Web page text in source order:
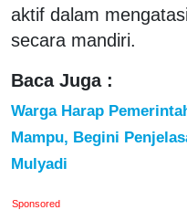
aktif dalam
secara mandiri.
Baca Juga :
Warga Harap
Mampu, Begini
Mulyadi
Sponsored